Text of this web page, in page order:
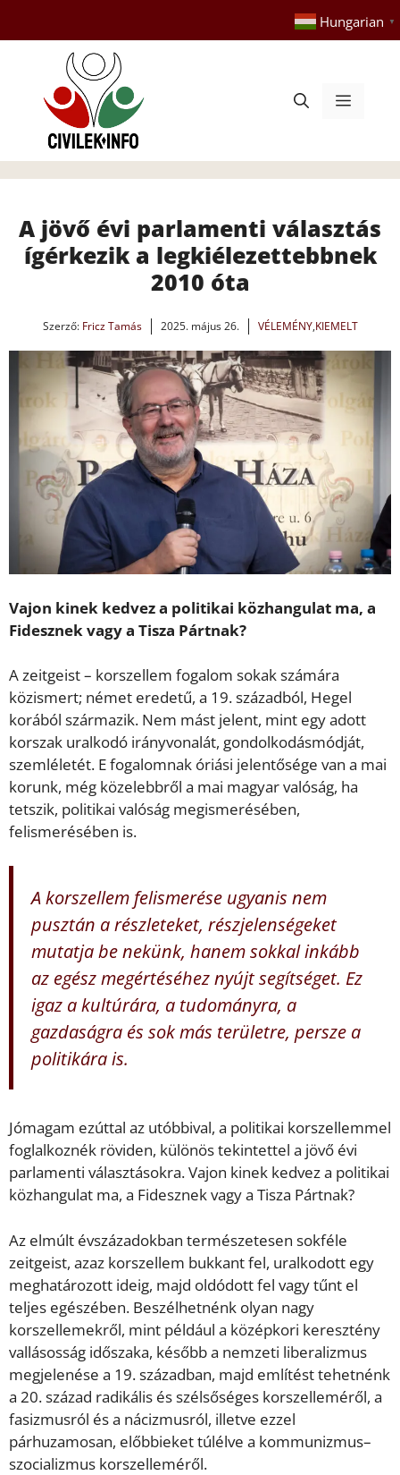
tartalomba
Hungarian ▼
Menü
A jövő évi parlamenti választás
ígérkezik a legkiélezettebbnek
2010 óta
Szerző: Fricz Tamás 2025. május 26. VÉLEMÉNY,KIEMELT
Vajon kinek kedvez a politikai közhangulat ma, a
Fidesznek vagy a Tisza Pártnak?
A zeitgeist – korszellem fogalom sokak számára
közismert; német eredetű, a 19. századból, Hegel
korából származik. Nem mást jelent, mint egy adott
korszak uralkodó irányvonalát, gondolkodásmódját,
szemléletét. E fogalomnak óriási jelentősége van a mai
korunk, még közelebbről a mai magyar valóság, ha
tetszik, politikai valóság megismerésé­ben,
felismerésében is.
A korszellem felismerése ugyanis nem
pusztán a részleteket, részjelenségeket
mutatja be nekünk, hanem sokkal inkább
az egész megértéséhez nyújt segítséget. Ez
igaz a kultúrára, a tudományra, a
gazdaságra és sok más területre, persze a
politikára is.
Jómagam ezúttal az utóbbival, a politikai korszellemmel
foglalkoznék röviden, különös tekintettel a jövő évi
parlamenti választásokra. Vajon kinek kedvez a politikai
közhangulat ma, a Fidesznek vagy a Tisza Pártnak?
Az elmúlt évszázadokban természetesen sokféle
zeitgeist, azaz korszellem bukkant fel, uralkodott egy
meghatározott ideig, majd oldódott fel vagy tűnt el
teljes egészében. Beszélhetnénk olyan nagy
korszellemekről, mint például a középkori keresztény
vallásosság időszaka, később a nemzeti liberalizmus
megjelenése a 19. században, majd említést tehetnénk
a 20. század radikális és szélsőséges korszelleméről, a
fasizmusról és a nácizmusról, illetve ezzel
párhuzamosan, előbbieket túlélve a kommunizmus–
szocializmus korszelleméről.